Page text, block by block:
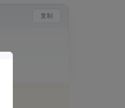
复制